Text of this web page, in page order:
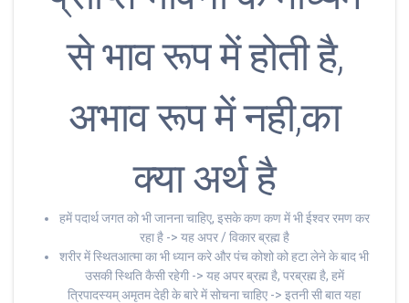
से भाव रूप में होती है,
अभाव रूप में नही,का
क्या अर्थ है
हमें पदार्थ जगत को भी जानना चाहिए, इसके कण कण में भी ईश्वर रमण कर
रहा है -> यह अपर / विकार ब्रह्म है
शरीर में स्थितआत्मा का भी ध्यान करे और पंच कोशो को हटा लेने के बाद भी
उसकी स्थिति कैसी रहेगी -> यह अपर ब्रह्म है, परब्रह्म है, हमें
त्रिपादस्यम् अमृतम देही के बारे में सोचना चाहिए -> इतनी सी बात यहा